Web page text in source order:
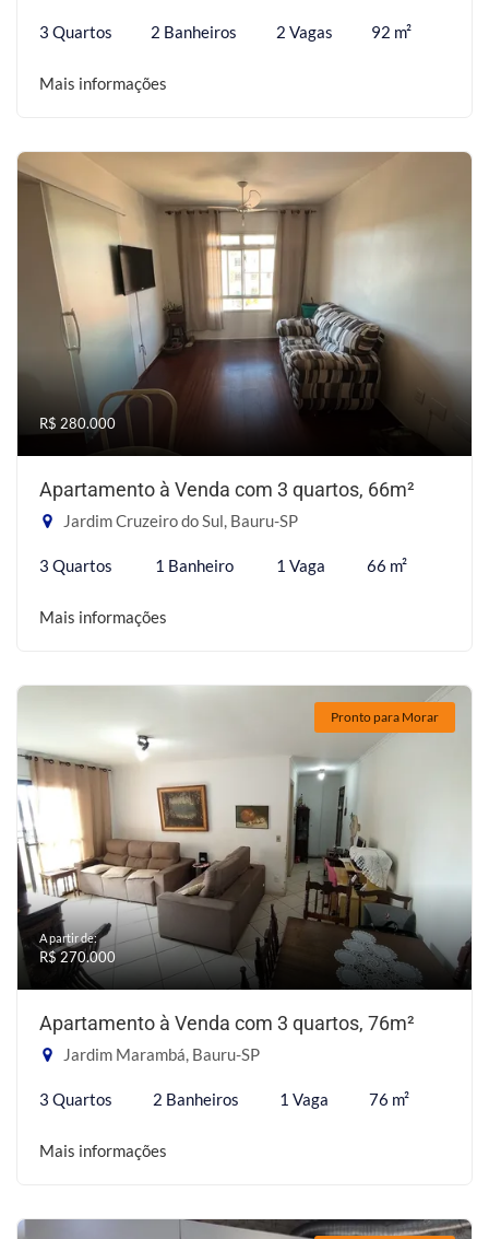
3 Quartos 2 Banheiros 2 Vagas 92 m²
Mais informações
R$ 280.000
Apartamento à Venda com 3 quartos, 66m²
Jardim Cruzeiro do Sul, Bauru-SP
3 Quartos 1 Banheiro 1 Vaga 66 m²
Mais informações
Pronto para Morar
A partir de:
R$ 270.000
Apartamento à Venda com 3 quartos, 76m²
Jardim Marambá, Bauru-SP
3 Quartos 2 Banheiros 1 Vaga 76 m²
Mais informações